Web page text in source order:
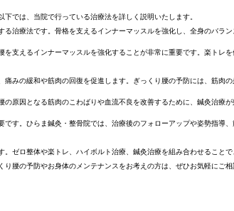
では、当院で行っている治療法を詳しく説明いたします。
治療法です。骨格を支えるインナーマッスルを強化し、全身のバラ
支えるインナーマッスルを強化することが非常に重要です。楽ト
みの緩和や筋肉の回復を促進します。ぎっくり腰の予防には、筋肉
原因となる筋肉のこわばりや血流不良を改善するために、鍼灸治療
す。ひらま鍼灸・整骨院では、治療後のフォローアップや姿勢指
ゼロ整体や楽トレ、ハイボルト治療、鍼灸治療を組み合わせるこ
腰の予防やお身体のメンテナンスをお考えの方は、ぜひお気軽にご相